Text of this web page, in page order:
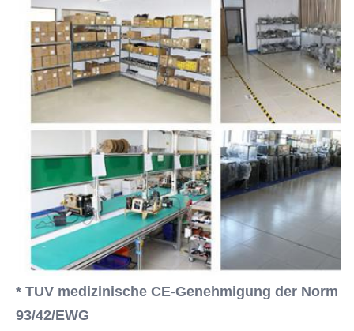
* TUV medizinische CE-Genehmigung der Norm
93/42/EWG